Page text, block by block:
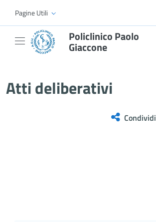
Skip to Main Content
Pagine Utili
Policlinico Paolo
Giaccone
Atti deliberativi
Condividi